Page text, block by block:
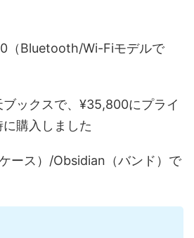
（Bluetooth/Wi-Fiモデルで
ックスで、¥35,800にプライ
購入しました
ース）/Obsidian（バンド）で